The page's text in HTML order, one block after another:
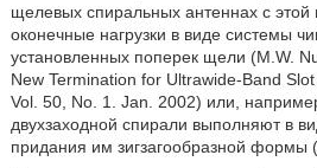
щелевых спиральных антеннах с этой
оконечные нагрузки в виде системы
установленных поперек щели (M.W.
New Termination for Ultrawide-Band
Vol. 50, No. 1. Jan. 2002) или,
двухзаходной спирали выполняют в
придания им зигзагообразной формы